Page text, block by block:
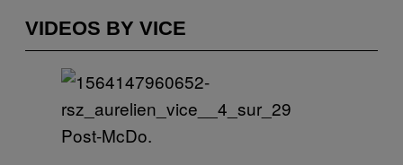
VIDEOS BY VICE
Post-McDo.